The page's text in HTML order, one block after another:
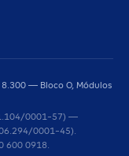
— Bloco O, Módulos
0001-57) —
0001-45).
600 0918.